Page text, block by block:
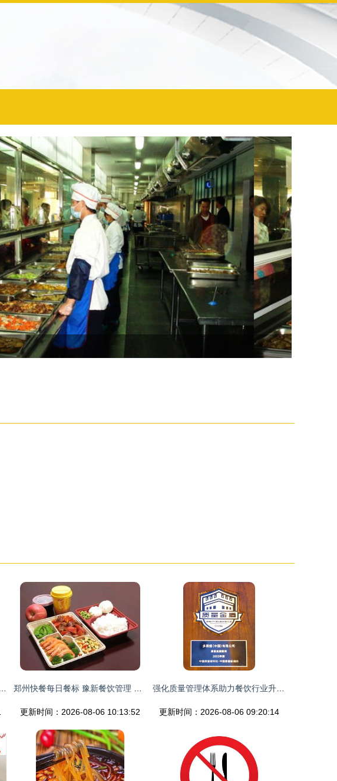
更新时间：2026-08-06 10:13:52 更新时间：2026-08-06 09:20:14